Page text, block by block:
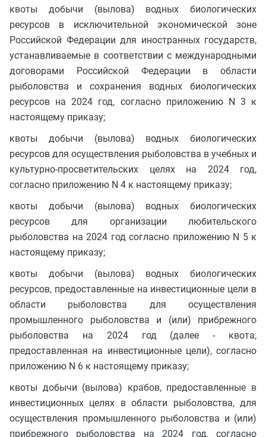
квоты добычи (вылова) водных биологических
ресурсов в исключительной экономической зоне
Российской Федерации для иностранных государств,
устанавливаемые в соответствии с международными
договорами Российской Федерации в области
рыболовства и сохранения водных биологических
ресурсов на 2024 год, согласно приложению N 3 к
настоящему приказу;
квоты добычи (вылова) водных биологических
ресурсов для осуществления рыболовства в учебных и
культурно-просветительских целях на 2024 год,
согласно приложению N 4 к настоящему приказу;
квоты добычи (вылова) водных биологических
ресурсов для организации любительского
рыболовства на 2024 год согласно приложению N 5 к
настоящему приказу;
квоты добычи (вылова) водных биологических
ресурсов, предоставленные на инвестиционные цели в
области рыболовства для осуществления
промышленного рыболовства и (или) прибрежного
рыболовства на 2024 год (далее - квота,
предоставленная на инвестиционные цели), согласно
приложению N 6 к настоящему приказу;
квоты добычи (вылова) крабов, предоставленные в
инвестиционных целях в области рыболовства, для
осуществления промышленного рыболовства и (или)
прибрежного рыболовства на 2024 год, согласно